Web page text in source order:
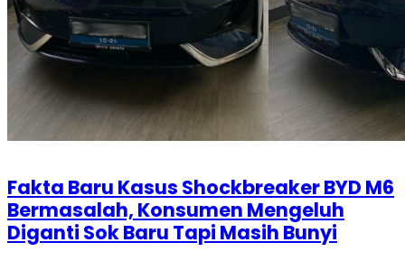
Fakta Baru Kasus Shockbreaker BYD M6
Bermasalah, Konsumen Mengeluh
Diganti Sok Baru Tapi Masih Bunyi